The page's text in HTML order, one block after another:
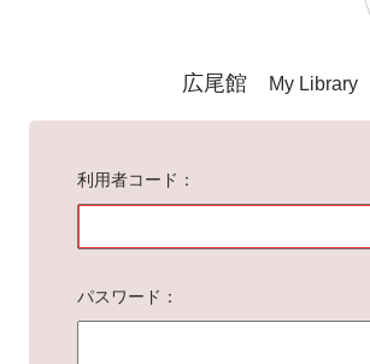
広尾館 My Library
利用者コード
パスワード